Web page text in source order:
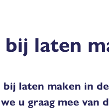
laten
laten maken in de
u graag mee van